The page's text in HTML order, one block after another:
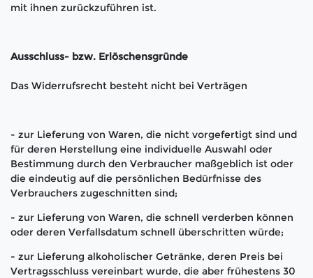
mit ihnen zurückzuführen ist.
Ausschluss- bzw. Erlöschensgründe
Das Widerrufsrecht besteht nicht bei Verträgen
- zur Lieferung von Waren, die nicht vorgefertigt sind und
für deren Herstellung eine individuelle Auswahl oder
Bestimmung durch den Verbraucher maßgeblich ist oder
die eindeutig auf die persönlichen Bedürfnisse des
Verbrauchers zugeschnitten sind;
- zur Lieferung von Waren, die schnell verderben können
oder deren Verfallsdatum schnell überschritten würde;
- zur Lieferung alkoholischer Getränke, deren Preis bei
Vertragsschluss vereinbart wurde, die aber frühestens 30